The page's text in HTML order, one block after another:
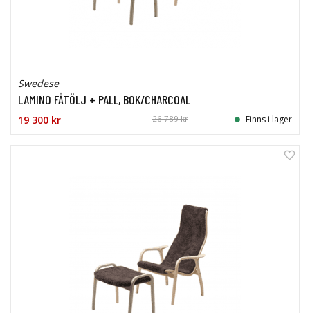
Swedese
LAMINO FÅTÖLJ + PALL, BOK/CHARCOAL
19 300 kr 26 789 kr Finns i lager